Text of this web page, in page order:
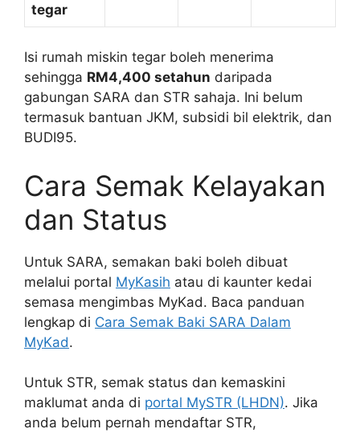
tegar
Isi rumah miskin tegar boleh menerima
sehingga RM4,400 setahun daripada
gabungan SARA dan STR sahaja. Ini belum
termasuk bantuan JKM, subsidi bil elektrik, dan
BUDI95.
Cara Semak Kelayakan
dan Status
Untuk SARA, semakan baki boleh dibuat
melalui portal MyKasih atau di kaunter kedai
semasa mengimbas MyKad. Baca panduan
lengkap di Cara Semak Baki SARA Dalam
MyKad.
Untuk STR, semak status dan kemaskini
maklumat anda di portal MySTR (LHDN). Jika
anda belum pernah mendaftar STR,